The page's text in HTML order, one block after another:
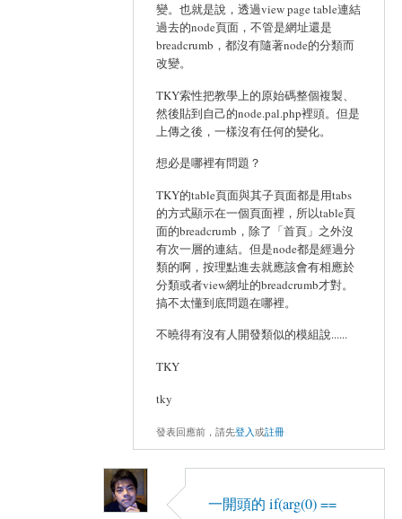
變。也就是說，透過view page table連結
過去的node頁面，不管是網址還是
breadcrumb，都沒有隨著node的分類而
改變。
TKY索性把教學上的原始碼整個複製、
然後貼到自己的node.pal.php裡頭。但是
上傳之後，一樣沒有任何的變化。
想必是哪裡有問題？
TKY的table頁面與其子頁面都是用tabs
的方式顯示在一個頁面裡，所以table頁
面的breadcrumb，除了「首頁」之外沒
有次一層的連結。但是node都是經過分
類的啊，按理點進去就應該會有相應於
分類或者view網址的breadcrumb才對。
搞不太懂到底問題在哪裡。
不曉得有沒有人開發類似的模組說......
TKY
tky
發表回應前，請先登入或註冊
一開頭的 if(arg(0) ==